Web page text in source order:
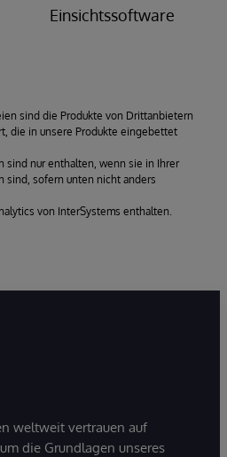
Einsichtssoftware
sind die Produkte von Drittanbietern
die in unsere Produkte eingebettet
sind nur enthalten, wenn sie in Ihrer
sind, sofern unten nicht anders
von InterSystems enthalten.
weltweit vertrauen auf
die Grundlagen unseres